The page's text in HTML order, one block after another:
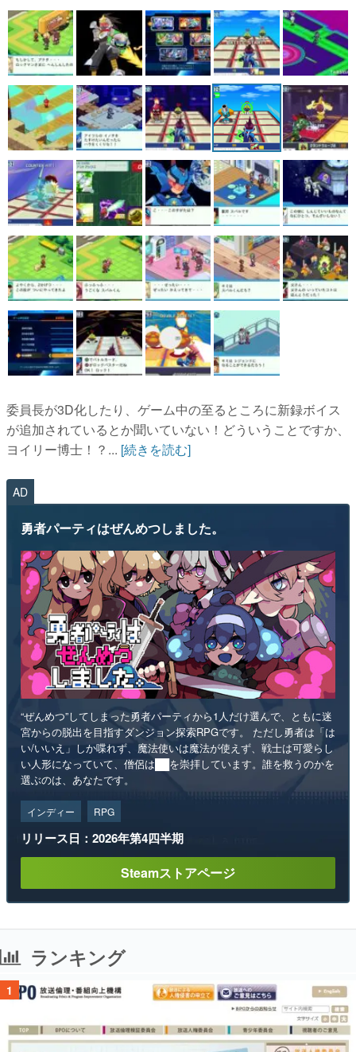
マンガ
女性向け
アプリレビュー
その他
電ファミニコゲーマーとは？
運営：株式会社マレ
委員長が3D化したり、ゲーム中の至るところに新録ボイス
が追加されているとか聞いていない！どういうことですか、
ヨイリー博士！？... [続きを読む]
AD
勇者パーティはぜんめつしました。
“ぜんめつ”してしまった勇者パーティから1人だけ選んで、ともに迷
宮からの脱出を目指すダンジョン探索RPGです。 ただし勇者は「は
い/いいえ」しか喋れず、魔法使いは魔法が使えず、戦士は可愛らし
い人形になっていて、僧侶は██を崇拝しています。誰を救うのかを
選ぶのは、あなたです。
インディー RPG
リリース日：2026年第4四半期
Steamストアページ
ランキング
1